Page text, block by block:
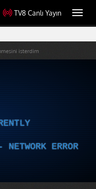
TV8 Canlı Yayın
isterdim
ERROR